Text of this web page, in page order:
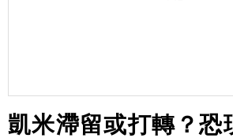
凱米滯留或打轉？恐